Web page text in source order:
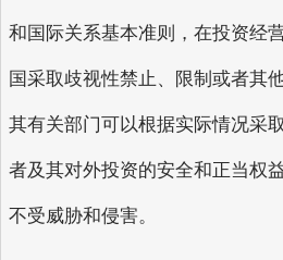
和国际关系基本准则，在投资经
国采取歧视性禁止、限制或者其
其有关部门可以根据实际情况采
者及其对外投资的安全和正当权
不受威胁和侵害。